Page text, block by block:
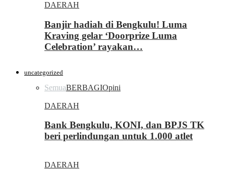
DAERAH
Banjir hadiah di Bengkulu! Luma
Kraving gelar ‘Doorprize Luma
Celebration’ rayakan…
uncategorized
SemuaBERBAGIOpini
DAERAH
Bank Bengkulu, KONI, dan BPJS TK
beri perlindungan untuk 1.000 atlet
DAERAH